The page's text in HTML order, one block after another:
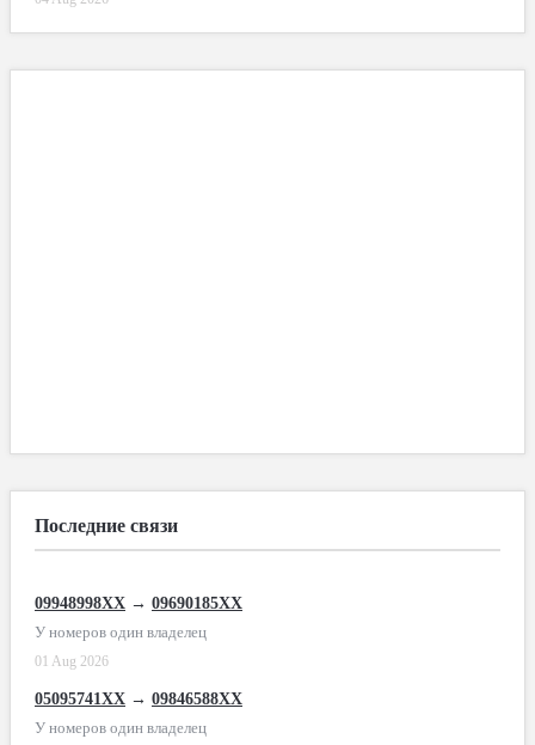
Последние связи
09948998XX → 09690185XX
У номеров один владелец
01 Aug 2026
05095741XX → 09846588XX
У номеров один владелец